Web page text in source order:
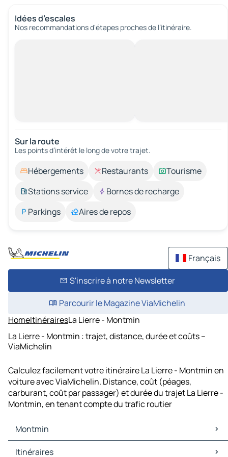
Idées d’escales
Nos recommandations d'étapes proches de l’itinéraire.
Sur la route
Les points d’intérêt le long de votre trajet.
Hébergements Restaurants
Tourisme
Stations service
Bornes de recharge
Parkings
Aires de repos
Français
S'inscrire à notre Newsletter
Parcourir le Magazine ViaMichelin
HomeItinérairesLa Lierre - Montmin
La Lierre - Montmin : trajet, distance, durée et coûts –
ViaMichelin
Calculez facilement votre itinéraire La Lierre - Montmin en
voiture avec ViaMichelin. Distance, coût (péages,
carburant, coût par passager) et durée du trajet La Lierre -
Montmin, en tenant compte du trafic routier
Montmin
Montmin Cartes et plans
Itinéraires